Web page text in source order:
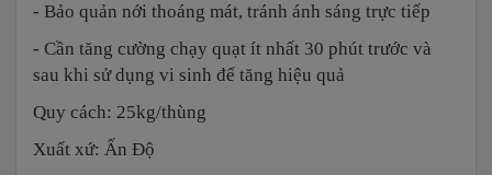
- Bảo quản nới thoáng mát, tránh ánh sáng trực tiếp
- Cần tăng cường chạy quạt ít nhất 30 phút trước và
sau khi sử dụng vi sinh để tăng hiệu quả
Quy cách: 25kg/thùng
Xuất xứ: Ấn Độ